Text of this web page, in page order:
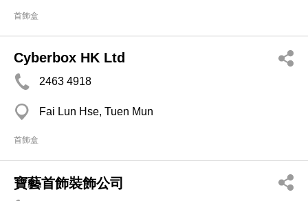
首飾盒
Cyberbox HK Ltd
2463 4918
Fai Lun Hse, Tuen Mun
首飾盒
寶藝首飾裝飾公司